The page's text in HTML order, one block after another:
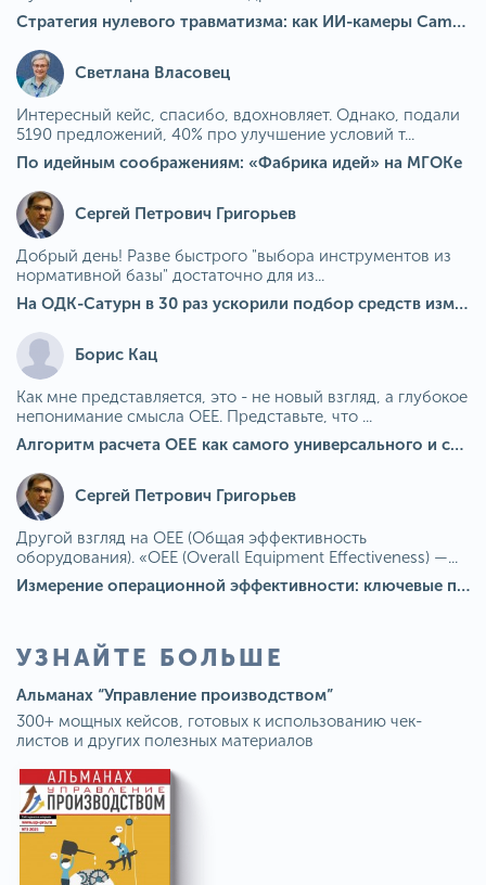
Стратегия нулевого травматизма: как ИИ-камеры Camkord снижают риск наезда на пешехода при работе на погрузчике
Светлана Власовец
Интересный кейс, спасибо, вдохновляет. Однако, подали
5190 предложений, 40% про улучшение условий т...
По идейным соображениям: «Фабрика идей» на МГОКе
Сергей Петрович Григорьев
Добрый день! Разве быстрого "выбора инструментов из
нормативной базы" достаточно для из...
На ОДК-Сатурн в 30 раз ускорили подбор средств измерения для контроля качества продукции
Борис Кац
Как мне представляется, это - не новый взгляд, а глубокое
непонимание смысла OEE. Представьте, что ...
Алгоритм расчета ОЕЕ как самого универсального и современного показателя эффективности оборудования в мире
Сергей Петрович Григорьев
Другой взгляд на OEE (Общая эффективность
оборудования). «OEE (Overall Equipment Effectiveness) —...
Измерение операционной эффективности: ключевые показатели для непрерывного совершенствования
УЗНАЙТЕ БОЛЬШЕ
Альманах “Управление производством”
300+ мощных кейсов, готовых к использованию чек-
листов и других полезных материалов